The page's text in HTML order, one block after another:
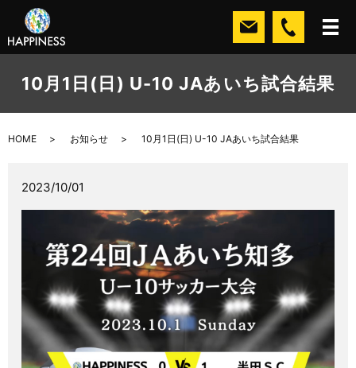
10月1日(日) U-10 JAあいち試合結果
HOME お知らせ 10月1日(日) U-10 JAあいち試合結果
2023/10/01